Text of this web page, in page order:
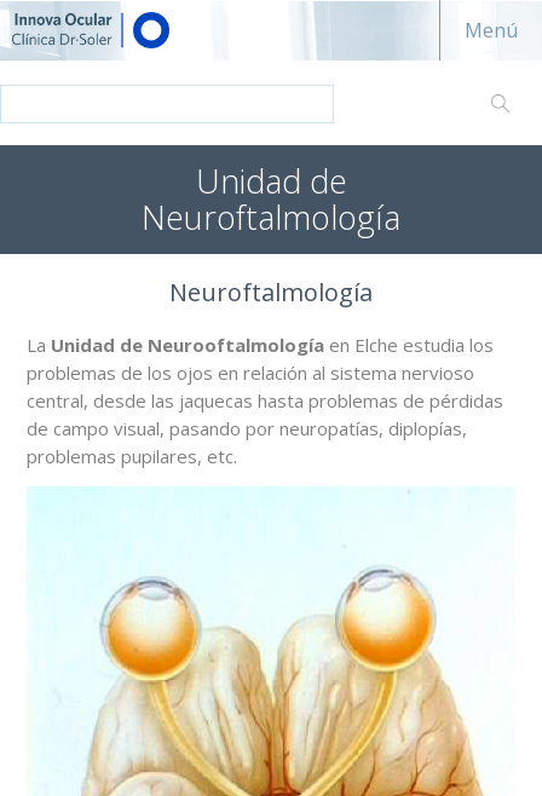
Innova ocular - Clínica Dr. Soler
Menú
Unidad de
Neuroftalmología
Neuroftalmología
La Unidad de Neurooftalmología en Elche estudia los
problemas de los ojos en relación al sistema nervioso
central, desde las jaquecas hasta problemas de pérdidas
de campo visual, pasando por neuropatías, diplopías,
problemas pupilares, etc.